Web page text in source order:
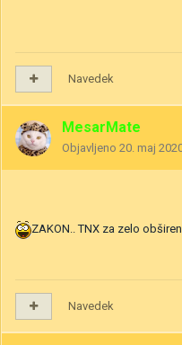
Navedek
MesarMate
Objavljeno 20. maj
ZAKON.. TNX za zelo
Navedek